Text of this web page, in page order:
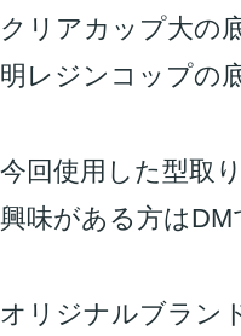
クリアカップ大の
明レジンコップの
今回使用した型取
興味がある方は
オリジナルブラン